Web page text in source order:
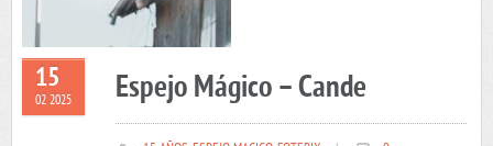
15
02 2025 Espejo Mágico – Cande